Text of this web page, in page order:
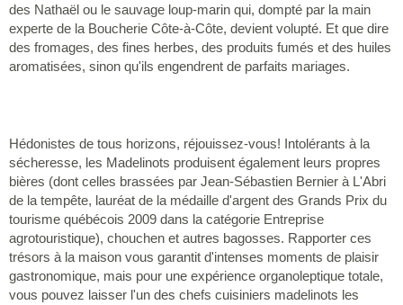
des Nathaël ou le sauvage loup-marin qui, dompté par la main
experte de la Boucherie Côte-à-Côte, devient volupté. Et que dire
des fromages, des fines herbes, des produits fumés et des huiles
aromatisées, sinon qu'ils engendrent de parfaits mariages.
Hédonistes de tous horizons, réjouissez-vous! Intolérants à la
sécheresse, les Madelinots produisent également leurs propres
bières (dont celles brassées par Jean-Sébastien Bernier à L'Abri
de la tempête, lauréat de la médaille d'argent des Grands Prix du
tourisme québécois 2009 dans la catégorie Entreprise
agrotouristique), chouchen et autres bagosses. Rapporter ces
trésors à la maison vous garantit d'intenses moments de plaisir
gastronomique, mais pour une expérience organoleptique totale,
vous pouvez laisser l'un des chefs cuisiniers madelinots les